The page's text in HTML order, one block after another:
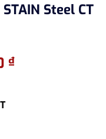
Steel CT
₫.
₫Giá